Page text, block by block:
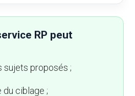
RP peut
sujets proposés ;
du ciblage ;